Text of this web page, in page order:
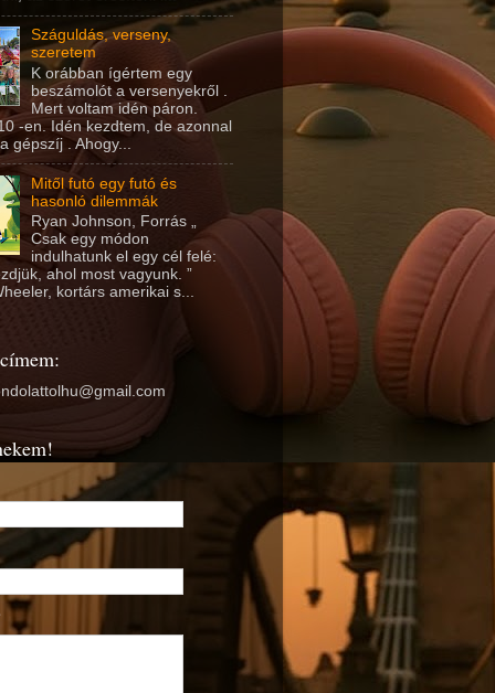
Száguldás, verseny,
szeretem
K orábban ígértem egy
beszámolót a versenyekről .
Mert voltam idén páron.
-en. Idén kezdtem, de azonnal
gépszíj . Ahogy...
Mitől futó egy futó és
hasonló dilemmák
Ryan Johnson, Forrás „
Csak egy módon
indulhatunk el egy cél felé:
ahol most vagyunk. ”
kortárs amerikai s...